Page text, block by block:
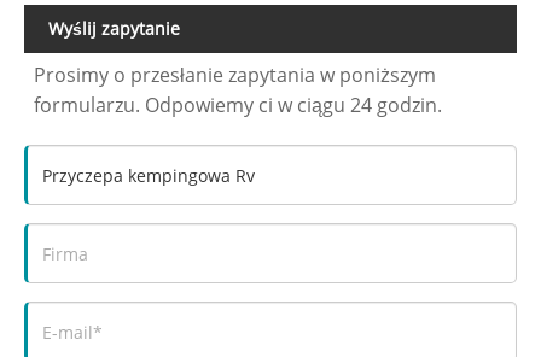
Wyślij zapytanie
Prosimy o przesłanie zapytania w poniższym
formularzu. Odpowiemy ci w ciągu 24 godzin.